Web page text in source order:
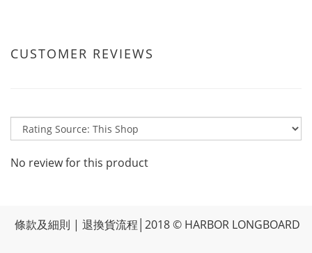
CUSTOMER REVIEWS
No review for this product
條款及細則 | 退換貨流程 │2018 © HARBOR LONGBOARD